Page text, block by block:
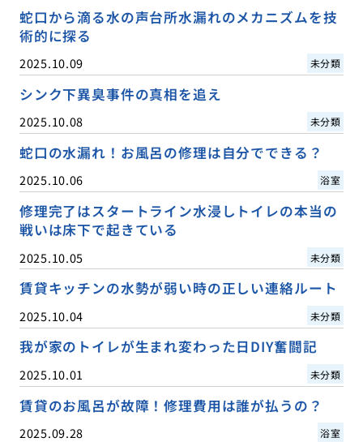
蛇口から滴る水の声台所水漏れのメカニズムを技
術的に探る
2025.10.09 未分類
シンク下異臭事件の真相を追え
2025.10.08 未分類
蛇口の水漏れ！お風呂の修理は自分でできる？
2025.10.06 浴室
修理完了はスタートライン水浸しトイレの本当の
戦いは床下で起きている
2025.10.05 未分類
賃貸キッチンの水勢が弱い時の正しい連絡ルート
2025.10.04 未分類
我が家のトイレが生まれ変わった日DIY奮闘記
2025.10.01 未分類
賃貸のお風呂が故障！修理費用は誰が払うの？
2025.09.28 浴室